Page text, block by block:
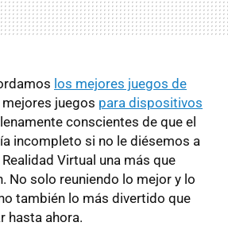
los mejores juegos de
juegos para dispositivos
conscientes de que el
incompleto si no le diésemos a
Virtual una más que
No solo reuniendo lo mejor y lo
también lo más divertido que
hasta ahora.